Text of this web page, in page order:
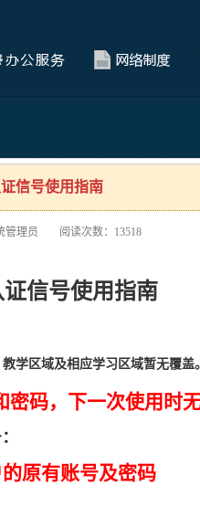
信号使用指南
管理员 阅读次数： 13518
信号使用指南
学区域及相应学习区域暂无覆盖。
码，下一次使用时
原有账号及密码